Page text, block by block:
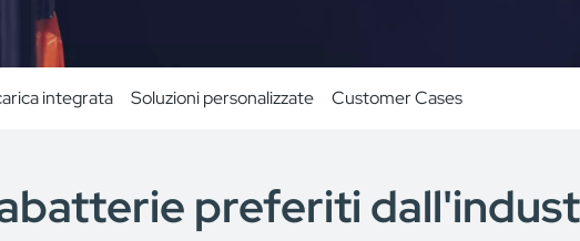
integrata Soluzioni personalizzate Customer Cases
preferiti